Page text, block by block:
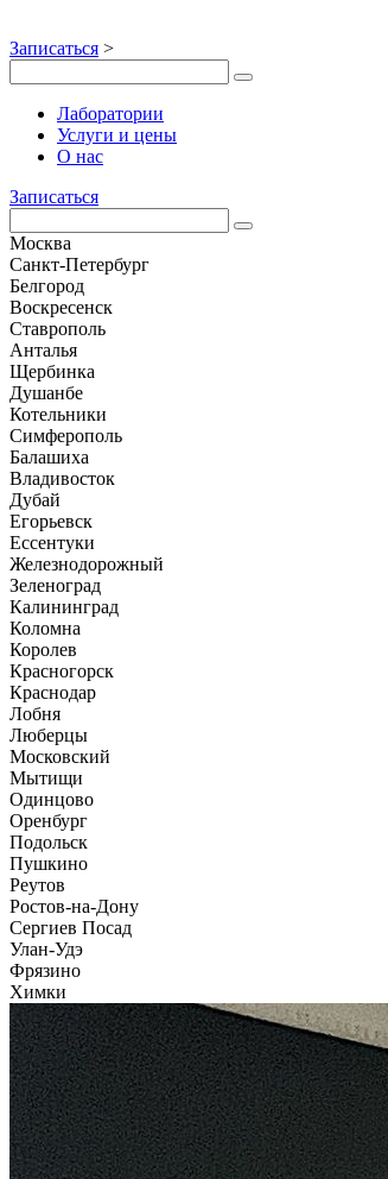
Записаться >
Лаборатории
Услуги и цены
О нас
Записаться
Москва
Санкт-Петербург
Белгород
Воскресенск
Ставрополь
Анталья
Щербинка
Душанбе
Котельники
Симферополь
Балашиха
Владивосток
Дубай
Егорьевск
Ессентуки
Железнодорожный
Зеленоград
Калининград
Коломна
Королев
Красногорск
Краснодар
Лобня
Люберцы
Московский
Мытищи
Одинцово
Оренбург
Подольск
Пушкино
Реутов
Ростов-на-Дону
Сергиев Посад
Улан-Удэ
Фрязино
Химки